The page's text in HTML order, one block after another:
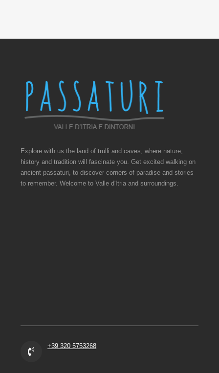
Explore with us the land of trulli and caves, where nature,
history and tradition will fascinate you. Get excited walking on
ancient passaturi, to discover corners of paradise and stories
to remember. Welcome to Valle d'Itria and surroundings.
+39 320 5753268